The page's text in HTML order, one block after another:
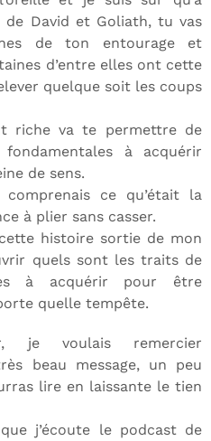
de David et Goliath, tu vas
de ton entourage et
d’entre elles ont cette
quelque soit les coups
riche va te permettre de
à acquérir
de sens.
ce qu’était la
à plier sans casser.
histoire sortie de mon
quels sont les traits de
à acquérir pour être
quelle tempête.
je voulais remercier
beau message, un peu
lire en laissante le tien
j’écoute le podcast de